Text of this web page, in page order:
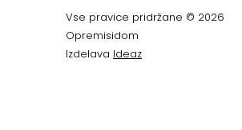
Vse pravice pridržane © 2026
Opremisidom
Izdelava Ideaz